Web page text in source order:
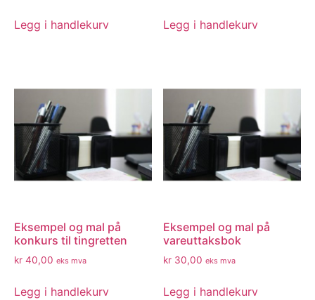
Legg i handlekurv Legg i handlekurv
Eksempel og mal på
konkurs til tingretten
kr 40,00 eks mva
Legg i handlekurv
Eksempel og mal på
vareuttaksbok
kr 30,00 eks mva
Legg i handlekurv